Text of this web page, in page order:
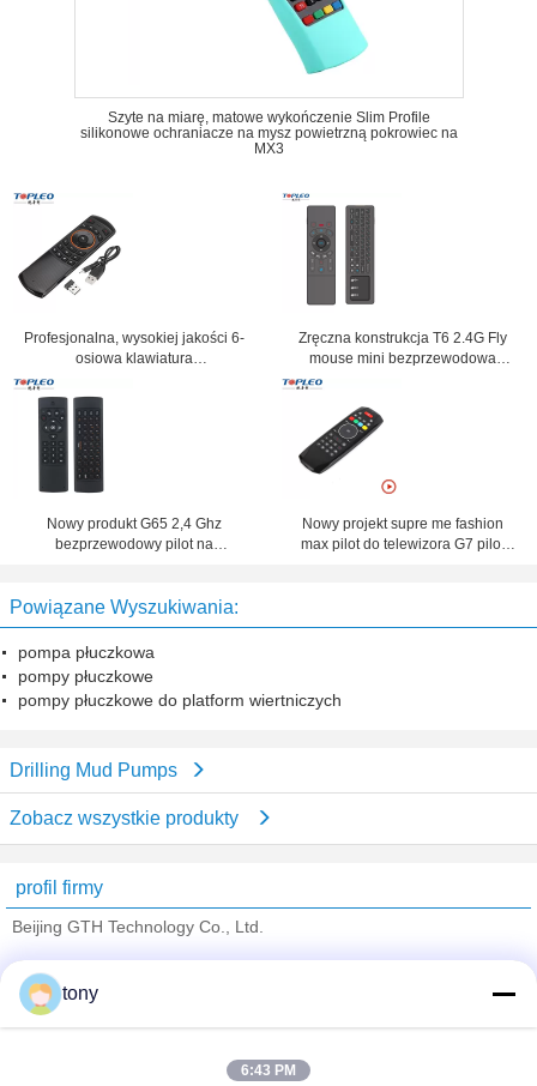
Szyte na miarę, matowe wykończenie Slim Profile
silikonowe ochraniacze na mysz powietrzną pokrowiec na
MX3
Profesjonalna, wysokiej jakości 6-
osiowa klawiatura
somatosensoryczna X6 Wireless
Fly Air Mouse 2,4 GHz
Zręczna konstrukcja T6 2.4G Fly
mouse mini bezprzewodowa
klawiatura airmouse z touchpadem
Nowy produkt G65 2,4 Ghz
bezprzewodowy pilot na
Nowy projekt supre me fashion
max pilot do telewizora G7 pilot
Powiązane Wyszukiwania:
pompa płuczkowa
pompy płuczkowe
pompy płuczkowe do platform wiertniczych
Drilling Mud Pumps
Zobacz wszystkie produkty
profil firmy
Beijing GTH Technology Co., Ltd.
Trust Seal
tony
6:43 PM